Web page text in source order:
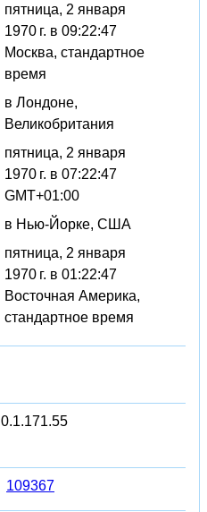
пятница, 2 января
1970 г. в 09:22:47
Москва, стандартное
время
в Лондоне,
Великобритания
пятница, 2 января
1970 г. в 07:22:47
GMT+01:00
в Нью-Йорке, США
пятница, 2 января
1970 г. в 01:22:47
Восточная Америка,
стандартное время
0.1.171.55
109367